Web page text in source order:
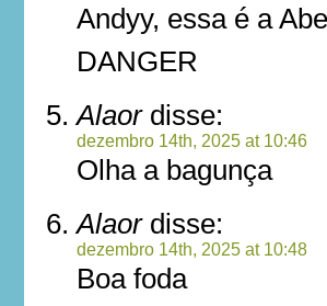
Andyy, essa é a
DANGER
Alaordisse:
dezembro 14th, 2025 at 10:46
Olha a bagunça
Alaordisse:
dezembro 14th, 2025 at 10:48
Boa foda